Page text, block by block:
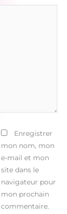
Enregistrer
mon nom, mon
e-mail et mon
site dans le
navigateur pour
mon prochain
commentaire.